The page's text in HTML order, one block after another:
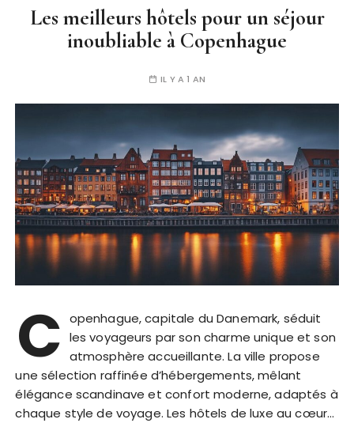
Les meilleurs hôtels pour un séjour
inoubliable à Copenhague
IL Y A 1 AN
C openhague, capitale du Danemark, séduit
les voyageurs par son charme unique et son
atmosphère accueillante. La ville propose
une sélection raffinée d’hébergements, mêlant
élégance scandinave et confort moderne, adaptés à
chaque style de voyage. Les hôtels de luxe au cœur…